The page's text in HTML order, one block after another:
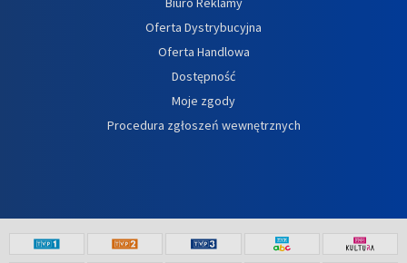
Oferta Dystrybucyjna
Oferta Handlowa
Dostępność
Moje zgody
Procedura zgłoszeń wewnętrznych